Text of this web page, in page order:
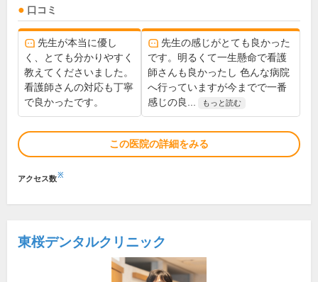
口コミ
先生が本当に優し
く、とても分かりやすく
教えてくださいました。
看護師さんの対応も丁寧
で良かったです。
先生の感じがとても良かった
です。明るくて一生懸命で看護
師さんも良かったし 色んな病院
へ行っていますが今までで一番
感じの良...
もっと読む
この医院の詳細をみる
アクセス数※
東桜デンタルクリニック